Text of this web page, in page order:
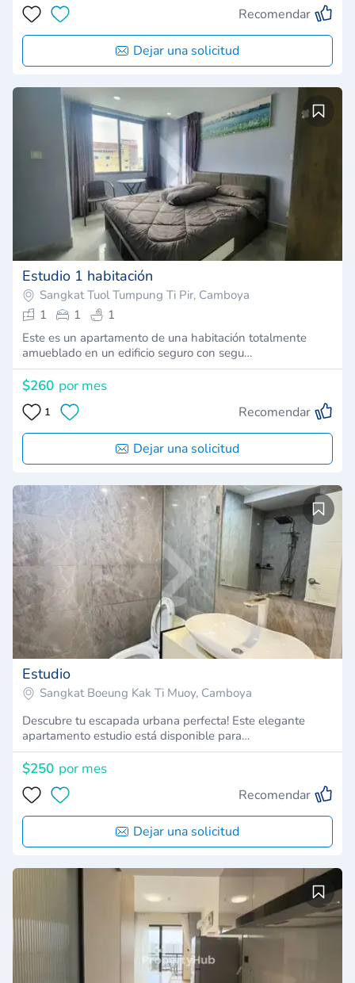
Recomendar
Dejar una solicitud
Estudio 1 habitación
Sangkat Tuol Tumpung Ti Pir, Camboya
1
1
1
Este es un apartamento de una habitación totalmente
amueblado en un edificio seguro con segu…
$260 por mes
1 Recomendar
Dejar una solicitud
Estudio
Sangkat Boeung Kak Ti Muoy, Camboya
Descubre tu escapada urbana perfecta! Este elegante
apartamento estudio está disponible para…
$250 por mes
Recomendar
Dejar una solicitud